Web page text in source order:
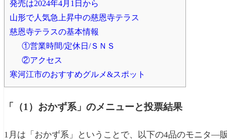
発売は2024年4月1日から
山形で人気急上昇中の慈恩寺テラス
慈恩寺テラスの基本情報
①営業時間/定休日/ＳＮＳ
②アクセス
寒河江市のおすすめグルメ&スポット
「（1）おかず系」のメニューと投票結果
1月は「おかず系」ということで、以下の4品のモニタ―